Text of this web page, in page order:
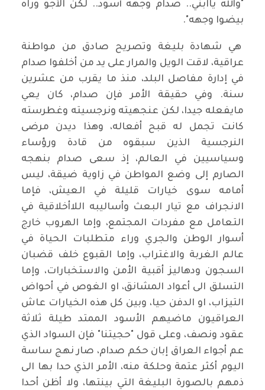
"والله ياابني.. صدام وجهه أسود.. لكن الأجو وراه
بيضوا وجهه".
هي شهادة بليغة وتصريح صادق من مواطنة
عراقية، لاقت الويل والمرار على يد من أخلفوا صدام
في إدارة مفاصل البلد، منذ ما يقرب من عشرين
سنة. وفي حقيقة الأمر فإن صدام، كان يعي
مايفعله جيدا، لكن عنجهيته ونرجسيته وغطرسته
كانت تجمل له قبح أفعاله، وهذا ديدن مرضى
النرجسية الذين سبقوه من قادة ورؤساء
وسياسيين في العالم، إذ سعى صدام بنهجه
الصارم إلى وضع المواطن في زاوية ضيقة، ليس
أمامه سوى خيارات قليلة في العيش، فإما
الانجراف مع تيار البعث وأساليبه اللاأخلاقية في
التعامل مع مفردات المجتمع، وإما الهروب خارج
أسوار الوطن والجري وراء متطلبات الحياة في
عالم الغربة والاغتراب، وإما القبوع خلف قضبان
السجون ودهاليز أقبية الأمن والاستخبارات، وإما
التسلق الى أعواد المشانق، او الغوص في أحواض
التيزاب، او الدفن حيا، وبين كل هذه الخيارات عاش
العراقيون ماضيهم الأسود الممتد طيلة ثلاثة
عقود ونصف، وعلى قول "حجيتنا" فإن السواد الذي
عم أجواء العراق إبان حكم صدام، صار نهج ساسة
اليوم أكثر عتمة وحلكة منه، الأمر الذي حدا بها الى
ذمهم بالصورة البليغة التي بينتها، ولا أظن أحدا